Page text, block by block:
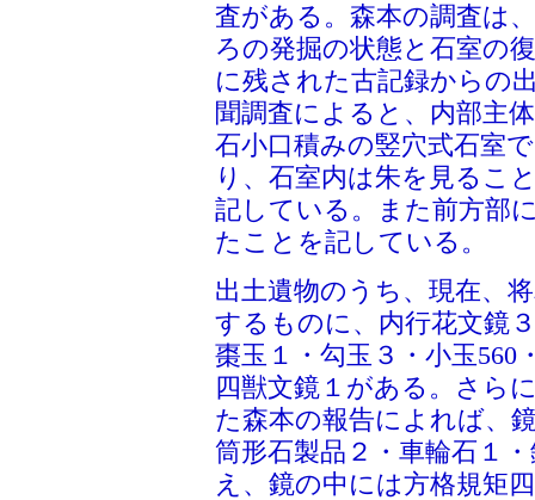
査がある。森本の調査は
ろの発掘の状態と石室の
に残された古記録からの
聞調査によると、内部主
石小口積みの竪穴式石室
り、石室内は朱を見るこ
記している。また前方部
たことを記している。
出土遺物のうち、現在、
するものに、内行花文鏡
棗玉１・勾玉３・小玉560
四獣文鏡１がある。さら
た森本の報告によれば、
筒形石製品２・車輪石１
え、鏡の中には方格規矩